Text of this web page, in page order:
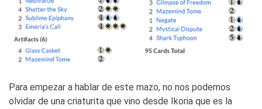
Para empezar a hablar de este mazo, no nos podemos
olvidar de una criaturita que vino desde Ikoria que es la